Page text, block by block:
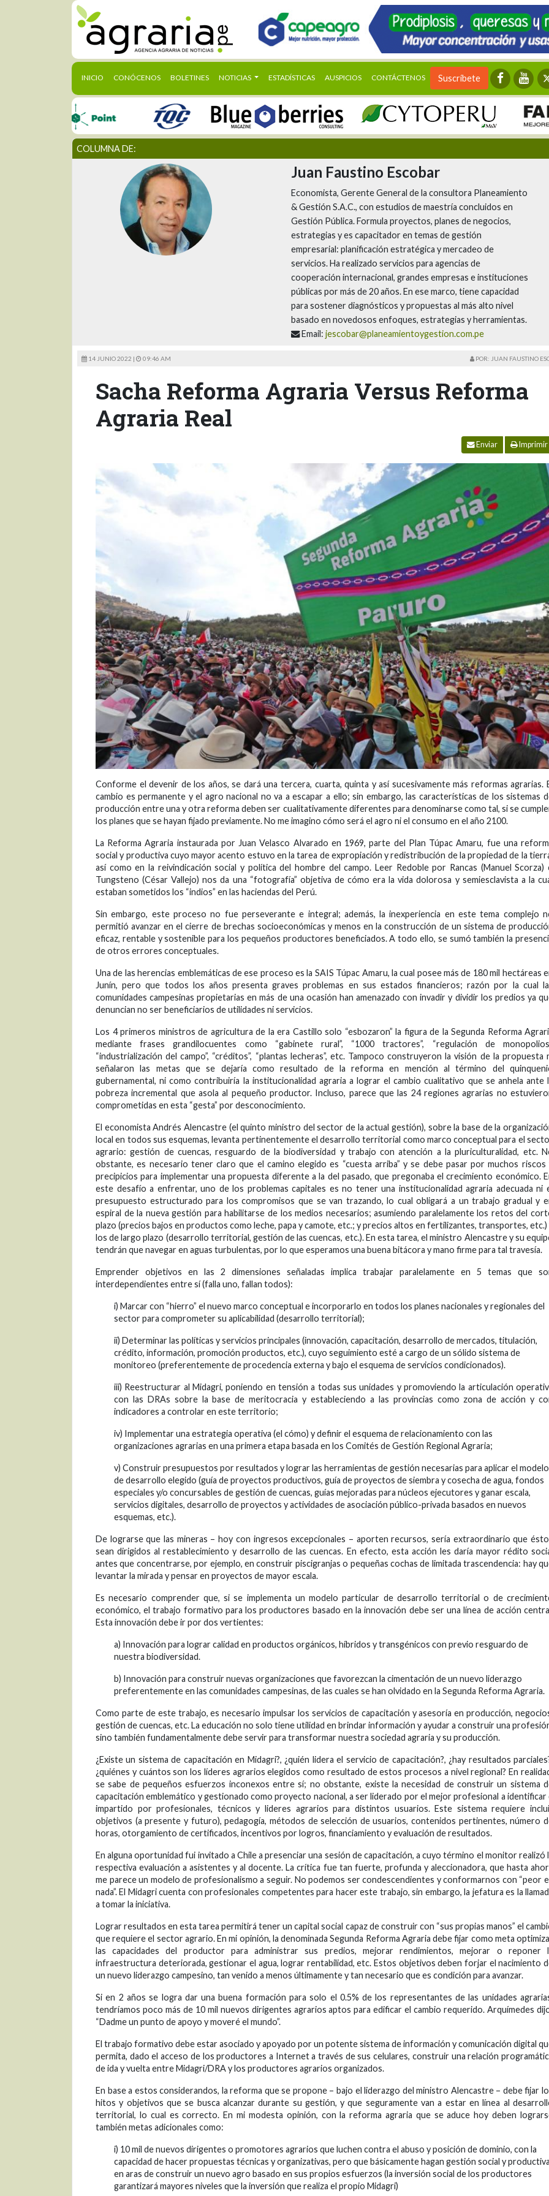
INICIO (CURRENT)
CONÓCENOS BOLETINES NOTICIAS ESTADÍSTICAS AUSPICIOS CONTÁCTENOS Suscríbete
COLUMNA DE:
Juan Faustino Escobar
Economista, Gerente General de la consultora Planeamiento
& Gestión S.A.C., con estudios de maestría concluidos en
Gestión Pública. Formula proyectos, planes de negocios,
estrategias y es capacitador en temas de gestión
empresarial: planificación estratégica y mercadeo de
servicios. Ha realizado servicios para agencias de
cooperación internacional, grandes empresas e instituciones
públicas por más de 20 años. En ese marco, tiene capacidad
para sostener diagnósticos y propuestas al más alto nivel
basado en novedosos enfoques, estrategias y herramientas.
Email: jescobar@planeamientoygestion.com.pe
14 JUNIO 2022 | 09:46 AM POR: JUAN FAUSTINO
Sacha Reforma Agraria Versus Reforma
Agraria Real
Enviar Imprimir
Conforme el devenir de los años, se dará una tercera, cuarta, quinta y así sucesivamente más reformas agrarias.
cambio es permanente y el agro nacional no va a escapar a ello; sin embargo, las características de los sistemas
producción entre una y otra reforma deben ser cualitativamente diferentes para denominarse como tal, si se
los planes que se hayan fijado previamente. No me imagino cómo será el agro ni el consumo en el año 2100.
La Reforma Agraria instaurada por Juan Velasco Alvarado en 1969, parte del Plan Túpac Amaru, fue una
social y productiva cuyo mayor acento estuvo en la tarea de expropiación y redistribución de la propiedad de la
así como en la reivindicación social y política del hombre del campo. Leer Redoble por Rancas (Manuel Scorza)
Tungsteno (César Vallejo) nos da una “fotografía” objetiva de cómo era la vida dolorosa y semiesclavista a la
estaban sometidos los “indios” en las haciendas del Perú.
Sin embargo, este proceso no fue perseverante e integral; además, la inexperiencia en este tema complejo
permitió avanzar en el cierre de brechas socioeconómicas y menos en la construcción de un sistema de
eficaz, rentable y sostenible para los pequeños productores beneficiados. A todo ello, se sumó también la
de otros errores conceptuales.
Una de las herencias emblemáticas de ese proceso es la SAIS Túpac Amaru, la cual posee más de 180 mil hectáreas
Junín, pero que todos los años presenta graves problemas en sus estados financieros; razón por la cual
comunidades campesinas propietarias en más de una ocasión han amenazado con invadir y dividir los predios ya
denuncian no ser beneficiarios de utilidades ni servicios.
Los 4 primeros ministros de agricultura de la era Castillo solo “esbozaron” la figura de la Segunda Reforma
mediante frases grandilocuentes como “gabinete rural”, “1000 tractores”, “regulación de
“industrialización del campo”, “créditos”, “plantas lecheras”, etc. Tampoco construyeron la visión de la propuesta
señalaron las metas que se dejaría como resultado de la reforma en mención al término del
gubernamental, ni como contribuiría la institucionalidad agraria a lograr el cambio cualitativo que se anhela ante
pobreza incremental que asola al pequeño productor. Incluso, parece que las 24 regiones agrarias no
comprometidas en esta “gesta” por desconocimiento.
El economista Andrés Alencastre (el quinto ministro del sector de la actual gestión), sobre la base de la
local en todos sus esquemas, levanta pertinentemente el desarrollo territorial como marco conceptual para el
agrario: gestión de cuencas, resguardo de la biodiversidad y trabajo con atención a la pluriculturalidad, etc.
obstante, es necesario tener claro que el camino elegido es “cuesta arriba” y se debe pasar por muchos riscos
precipicios para implementar una propuesta diferente a la del pasado, que pregonaba el crecimiento económico.
este desafío a enfrentar, uno de los problemas capitales es no tener una institucionalidad agraria adecuada ni
presupuesto estructurado para los compromisos que se van trazando, lo cual obligará a un trabajo gradual y
espiral de la nueva gestión para habilitarse de los medios necesarios; asumiendo paralelamente los retos del
plazo (precios bajos en productos como leche, papa y camote, etc.; y precios altos en fertilizantes, transportes, etc.)
los de largo plazo (desarrollo territorial, gestión de las cuencas, etc.). En esta tarea, el ministro Alencastre y su
tendrán que navegar en aguas turbulentas, por lo que esperamos una buena bitácora y mano firme para tal travesía.
Emprender objetivos en las 2 dimensiones señaladas implica trabajar paralelamente en 5 temas que
interdependientes entre sí (falla uno, fallan todos):
i) Marcar con “hierro” el nuevo marco conceptual e incorporarlo en todos los planes nacionales y regionales del
sector para comprometer su aplicabilidad (desarrollo territorial);
ii) Determinar las políticas y servicios principales (innovación, capacitación, desarrollo de mercados, titulación,
crédito, información, promoción productos, etc.), cuyo seguimiento esté a cargo de un sólido sistema de
monitoreo (preferentemente de procedencia externa y bajo el esquema de servicios condicionados).
iii) Reestructurar al Midagri, poniendo en tensión a todas sus unidades y promoviendo la articulación
con las DRAs sobre la base de meritocracia y estableciendo a las provincias como zona de acción y
indicadores a controlar en este territorio;
iv) Implementar una estrategia operativa (el cómo) y definir el esquema de relacionamiento con las
organizaciones agrarias en una primera etapa basada en los Comités de Gestión Regional Agraria;
v) Construir presupuestos por resultados y lograr las herramientas de gestión necesarias para aplicar el modelo
de desarrollo elegido (guía de proyectos productivos, guía de proyectos de siembra y cosecha de agua, fondos
especiales y/o concursables de gestión de cuencas, guías mejoradas para núcleos ejecutores y ganar escala,
servicios digitales, desarrollo de proyectos y actividades de asociación público-privada basados en nuevos
esquemas, etc.).
De lograrse que las mineras – hoy con ingresos excepcionales – aporten recursos, sería extraordinario que
sean dirigidos al restablecimiento y desarrollo de las cuencas. En efecto, esta acción les daría mayor rédito
antes que concentrarse, por ejemplo, en construir piscigranjas o pequeñas cochas de limitada trascendencia: hay
levantar la mirada y pensar en proyectos de mayor escala.
Es necesario comprender que, si se implementa un modelo particular de desarrollo territorial o de
económico, el trabajo formativo para los productores basado en la innovación debe ser una línea de acción
Esta innovación debe ir por dos vertientes:
a) Innovación para lograr calidad en productos orgánicos, híbridos y transgénicos con previo resguardo de
nuestra biodiversidad.
b) Innovación para construir nuevas organizaciones que favorezcan la cimentación de un nuevo liderazgo
preferentemente en las comunidades campesinas, de las cuales se han olvidado en la Segunda Reforma Agraria.
Como parte de este trabajo, es necesario impulsar los servicios de capacitación y asesoría en producción,
gestión de cuencas, etc. La educación no solo tiene utilidad en brindar información y ayudar a construir una
sino también fundamentalmente debe servir para transformar nuestra sociedad agraria y su producción.
¿Existe un sistema de capacitación en Midagri?, ¿quién lidera el servicio de capacitación?, ¿hay resultados
¿quiénes y cuántos son los líderes agrarios elegidos como resultado de estos procesos a nivel regional? En
se sabe de pequeños esfuerzos inconexos entre sí; no obstante, existe la necesidad de construir un sistema
capacitación emblemático y gestionado como proyecto nacional, a ser liderado por el mejor profesional a identificar
impartido por profesionales, técnicos y lideres agrarios para distintos usuarios. Este sistema requiere
objetivos (a presente y futuro), pedagogía, métodos de selección de usuarios, contenidos pertinentes, número
horas, otorgamiento de certificados, incentivos por logros, financiamiento y evaluación de resultados.
En alguna oportunidad fui invitado a Chile a presenciar una sesión de capacitación, a cuyo término el monitor realizó
respectiva evaluación a asistentes y al docente. La crítica fue tan fuerte, profunda y aleccionadora, que hasta
me parece un modelo de profesionalismo a seguir. No podemos ser condescendientes y conformarnos con “peor
nada”. El Midagri cuenta con profesionales competentes para hacer este trabajo, sin embargo, la jefatura es la
a tomar la iniciativa.
Lograr resultados en esta tarea permitirá tener un capital social capaz de construir con “sus propias manos” el
que requiere el sector agrario. En mi opinión, la denominada Segunda Reforma Agraria debe fijar como meta
las capacidades del productor para administrar sus predios, mejorar rendimientos, mejorar o reponer
infraestructura deteriorada, gestionar el agua, lograr rentabilidad, etc. Estos objetivos deben forjar el nacimiento
un nuevo liderazgo campesino, tan venido a menos últimamente y tan necesario que es condición para avanzar.
Si en 2 años se logra dar una buena formación para solo el 0.5% de los representantes de las unidades
tendríamos poco más de 10 mil nuevos dirigentes agrarios aptos para edificar el cambio requerido. Arquímedes
“Dadme un punto de apoyo y moveré el mundo”.
El trabajo formativo debe estar asociado y apoyado por un potente sistema de información y comunicación digital
permita, dado el acceso de los productores a Internet a través de sus celulares, construir una relación
de ida y vuelta entre Midagri/DRA y los productores agrarios organizados.
En base a estos considerandos, la reforma que se propone – bajo el liderazgo del ministro Alencastre – debe fijar
hitos y objetivos que se busca alcanzar durante su gestión, y que seguramente van a estar en línea al
territorial, lo cual es correcto. En mi modesta opinión, con la reforma agraria que se aduce hoy deben
también metas adicionales como:
i) 10 mil de nuevos dirigentes o promotores agrarios que luchen contra el abuso y posición de dominio, con la
capacidad de hacer propuestas técnicas y organizativas, pero que básicamente hagan gestión social y productiva
en aras de construir un nuevo agro basado en sus propios esfuerzos (la inversión social de los productores
garantizará mayores niveles que la inversión que realiza el propio Midagri)